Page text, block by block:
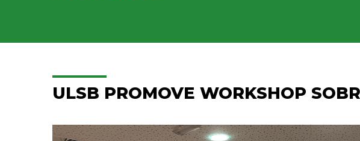
ULSB PROMOVE WORKSHOP